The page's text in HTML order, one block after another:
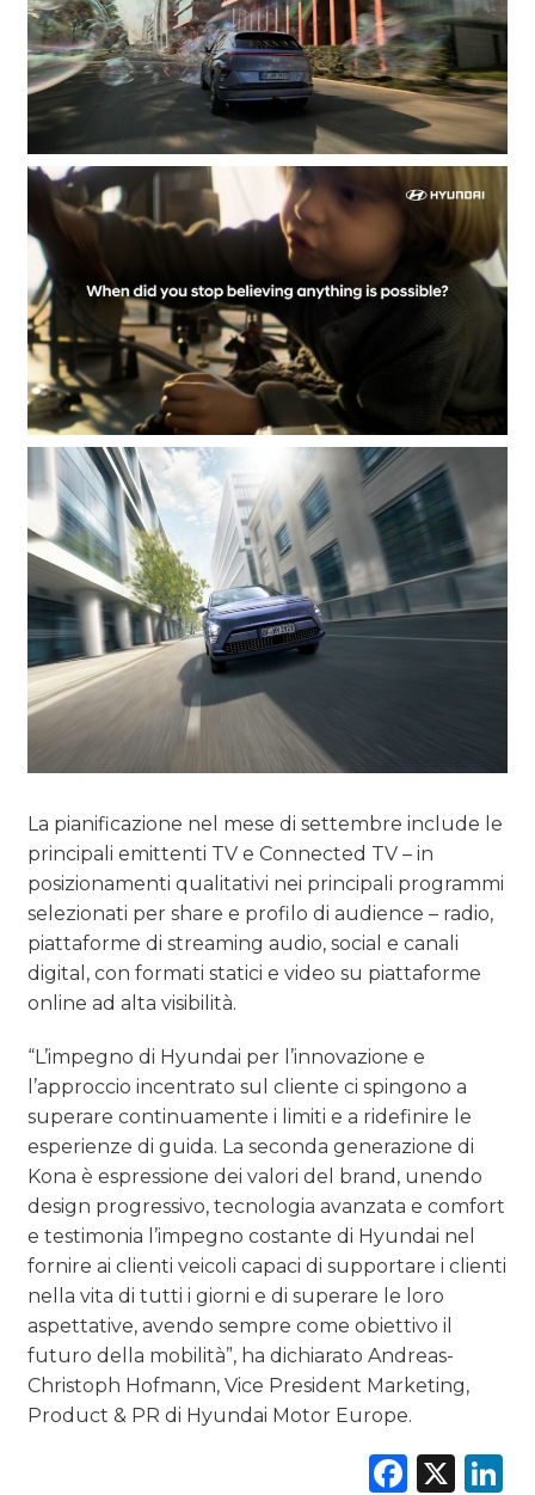
La pianificazione nel mese di settembre include le
principali emittenti TV e Connected TV – in
posizionamenti qualitativi nei principali programmi
selezionati per share e profilo di audience – radio,
piattaforme di streaming audio, social e canali
digital, con formati statici e video su piattaforme
online ad alta visibilità.
“L’impegno di Hyundai per l’innovazione e
l’approccio incentrato sul cliente ci spingono a
superare continuamente i limiti e a ridefinire le
esperienze di guida. La seconda generazione di
Kona è espressione dei valori del brand, unendo
design progressivo, tecnologia avanzata e comfort
e testimonia l’impegno costante di Hyundai nel
fornire ai clienti veicoli capaci di supportare i clienti
nella vita di tutti i giorni e di superare le loro
aspettative, avendo sempre come obiettivo il
futuro della mobilità”, ha dichiarato Andreas-
Christoph Hofmann, Vice President Marketing,
Product & PR di Hyundai Motor Europe.
X